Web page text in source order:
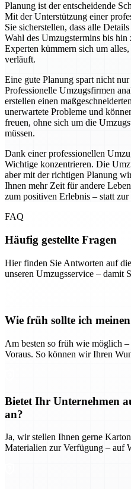
Planung ist der entscheidende
Mit der Unterstützung einer
Sie sicherstellen, dass alle
Wahl des Umzugstermins bis
Experten kümmern sich um
verläuft.
Eine gute Planung spart nicht
Professionelle Umzugsfirmen
erstellen einen
unerwartete Probleme und
freuen, ohne sich um die
müssen.
Dank einer professionellen
Wichtige konzentrieren. Die
aber mit der richtigen Planung
Ihnen mehr Zeit für andere
zum positiven Erlebnis – statt zur
FAQ
Häufig gestellte Fragen
Hier finden Sie Antworten auf
unseren Umzugsservice – damit
Wie früh sollte ich
Am besten so früh wie möglich
Voraus. So können wir Ihren
Bietet Ihr Unternehmen
an?
Ja, wir stellen Ihnen gerne
Materialien zur Verfügung – auf